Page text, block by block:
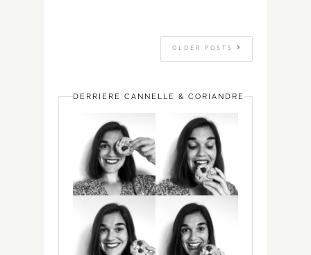
OLDER POSTS
DERRIÈRE CANNELLE & CORIANDRE